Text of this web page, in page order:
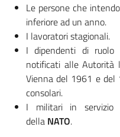
Le persone che
inferiore ad un anno.
I lavoratori stagionali.
I dipendenti di ruolo
notificati alle Autorità
Vienna del 1961 e del
consolari.
I militari in
della NATO.